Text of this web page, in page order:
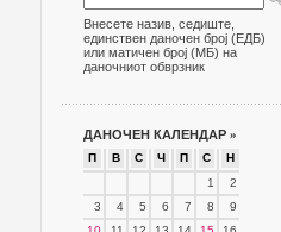
Внесете назив, седиште,
единствен даночен број (ЕДБ)
или матичен број (МБ) на
даночниот обврзник
ДАНОЧЕН КАЛЕНДАР »
П В С Ч П С
Н
1
2
3
4 5 6 7 8
9